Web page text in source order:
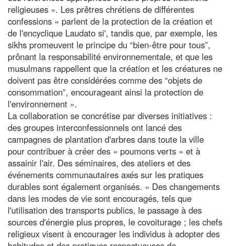
religieuses ». Les prêtres chrétiens de différentes
confessions « parlent de la protection de la création et
de l'encyclique Laudato si', tandis que, par exemple, les
sikhs promeuvent le principe du “bien-être pour tous”,
prônant la responsabilité environnementale, et que les
musulmans rappellent que la création et les créatures ne
doivent pas être considérées comme des “objets de
consommation”, encourageant ainsi la protection de
l'environnement ».
La collaboration se concrétise par diverses initiatives :
des groupes interconfessionnels ont lancé des
campagnes de plantation d'arbres dans toute la ville
pour contribuer à créer des « poumons verts » et à
assainir l'air. Des séminaires, des ateliers et des
événements communautaires axés sur les pratiques
durables sont également organisés. « Des changements
dans les modes de vie sont encouragés, tels que
l'utilisation des transports publics, le passage à des
sources d'énergie plus propres, le covoiturage ; les chefs
religieux visent à encourager les individus à adopter des